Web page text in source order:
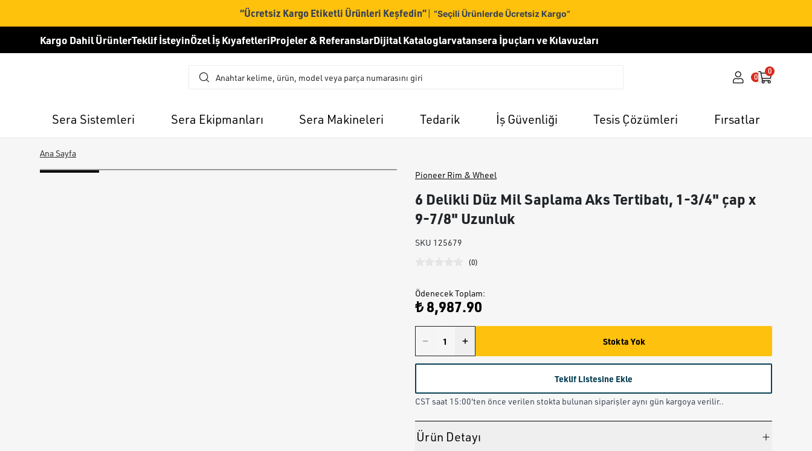
“Ücretsiz Kargo Etiketli Ürünleri Keşfedin”| “Seçili Ürünlerde Ücretsiz Kargo”
Kargo Dahil ÜrünlerTeklif İsteyinÖzel İş KıyafetleriProjeler & ReferanslarDijital Kataloglarvatansera İpuçları ve Kılavuzları
0
0
Sera Sistemleri Sera Ekipmanları Sera Makineleri Tedarik İş Güvenliği Tesis Çözümleri Fırsatlar
Ana Sayfa
Pioneer Rim & Wheel
6 Delikli Düz Mil Saplama Aks Tertibatı, 1-3/4" çap x
9-7/8" Uzunluk
SKU 125679
(0)
Ödenecek Toplam:
₺ 8,987.90
Stokta Yok
Teklif Listesine Ekle
CST saat 15:00'ten önce verilen stokta bulunan siparişler aynı gün kargoya verilir..
Ürün Detayı